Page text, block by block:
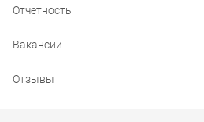
Отчетность
Вакансии
Отзывы